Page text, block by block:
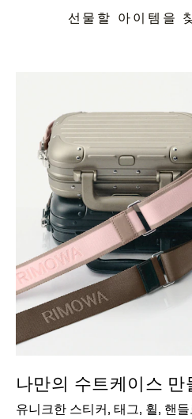
선물할 아이템을
나만의 수트케이스 만
유니크한 스티커, 태그, 휠, 핸